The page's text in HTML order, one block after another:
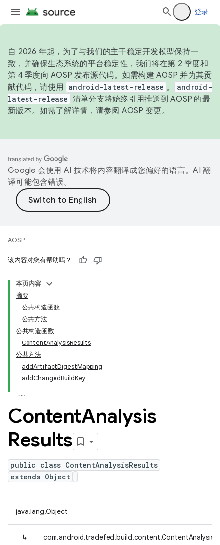
登录
自 2026 年起，为了与我们的主干稳定开发模型保持一
致，并确保生态系统的平台稳定性，我们将在第 2 季度和
第 4 季度向 AOSP 发布源代码。如需构建 AOSP 并为其贡
献代码，请使用 android-latest-release 。
android-
latest-release 清单分支将始终引用推送到 AOSP 的最
新版本。如需了解详情，请参阅 AOSP 变更。
Google 会使用 AI 技术将内容翻译成您偏好的语言。AI 翻
译可能包含错误。
AOSP
该内容对您有帮助吗？
本页内容
摘要
公共构造函数
公共方法
公共构造函数
ContentAnalysisResults
公共方法
addArtifactDigestMapping
addChangedBuildKey
ContentAnalysis
Results
public class ContentAnalysisResults
extends Object
java.lang.Object
↳